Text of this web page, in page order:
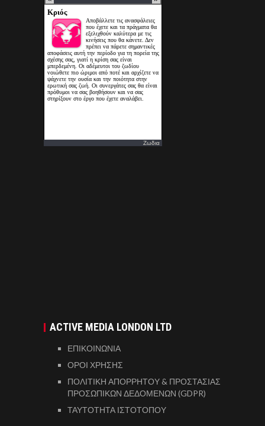
Ζωδια
ACTIVE MEDIA LONDON LTD
ΕΠΙΚΟΙΝΩΝΙΑ
ΟΡΟΙ ΧΡΗΣΗΣ
ΠΟΛΙΤΙΚΗ ΑΠΟΡΡΗΤΟΥ & ΠΡΟΣΤΑΣΙΑΣ
ΠΡΟΣΩΠΙΚΩΝ ΔΕΔΟΜΕΝΩΝ (GDPR)
ΤΑΥΤΟΤΗΤΑ ΙΣΤΟΤΟΠΟΥ